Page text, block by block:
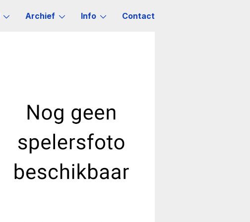
Archief Info Contact